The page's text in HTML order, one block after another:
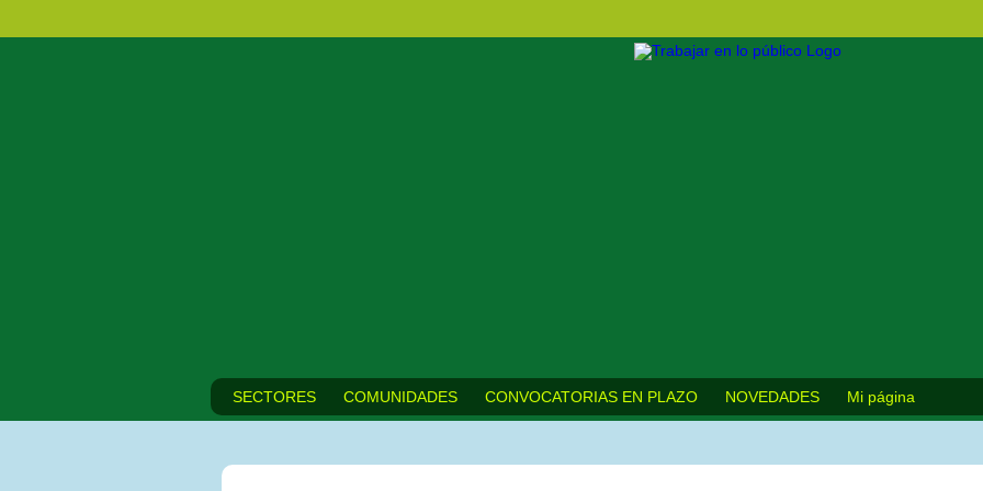
SECTORES COMUNIDADES CONVOCATORIAS EN PLAZO NOVEDADES Mi página